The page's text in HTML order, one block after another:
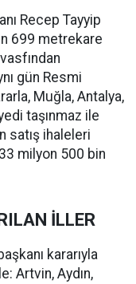
Recep Tayyip
699 metrekare
gün Resmi
Muğla, Antalya,
taşınmaz ile
satış ihaleleri
milyon 500 bin
İLLER
kararıyla
Artvin, Aydın,